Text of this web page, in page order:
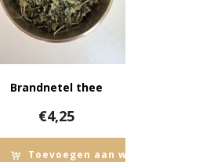
Brandnetel thee
€4,25
Toevoegen aan winkelwagen